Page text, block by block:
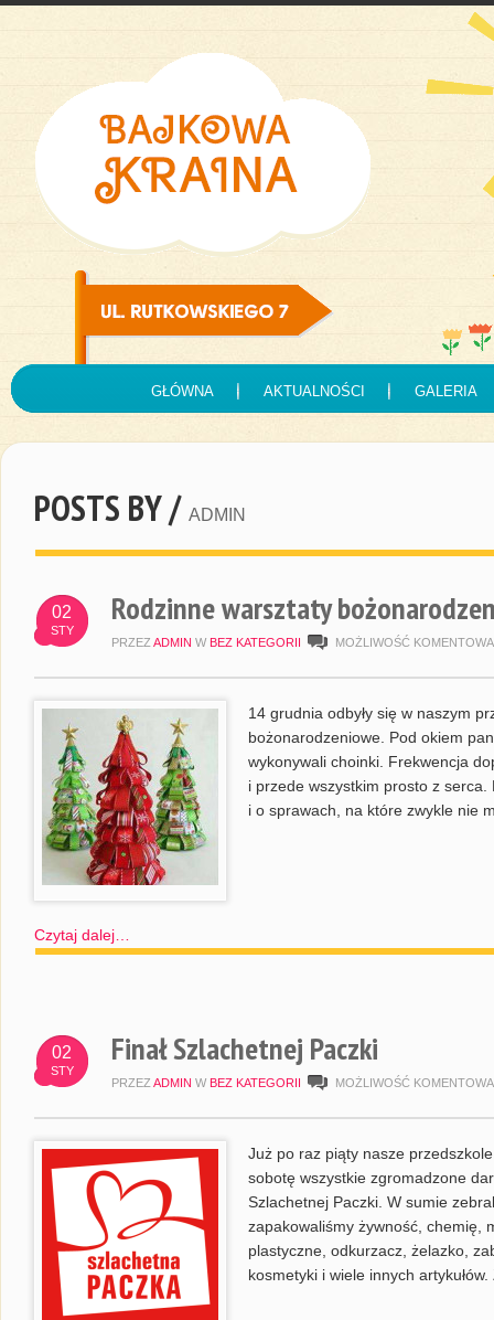
GŁÓWNA AKTUALNOŚCI GALERIA
POSTS BY / ADMIN
02
STY
Rodzinne warsztaty
PRZEZ ADMIN W BEZ KATEGORII MOŻLIWOŚĆ
14 grudnia odbyły się w naszym
bożonarodzeniowe. Pod okiem
wykonywali choinki. Frekwencja
i przede wszystkim prosto z serca.
i o sprawach, na które zwykle nie
Czytaj dalej…
02
STY
Finał Szlachetnej Paczki
PRZEZ ADMIN W BEZ KATEGORII MOŻLIWOŚĆ
Już po raz piąty nasze
sobotę wszystkie zgromadzone
Szlachetnej Paczki. W sumie
zapakowaliśmy żywność, chemię,
plastyczne, odkurzacz, żelazko,
kosmetyki i wiele innych